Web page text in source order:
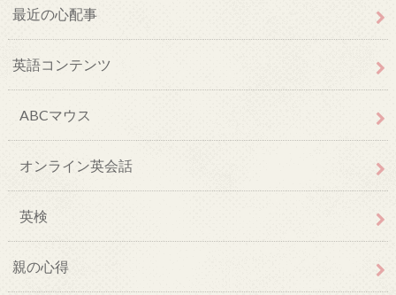
最近の心配事
英語コンテンツ
ABCマウス
オンライン英会話
英検
親の心得